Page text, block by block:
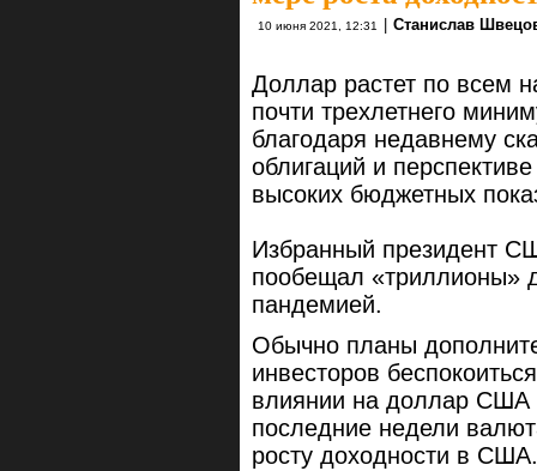
10 июня 2021, 12:31 Станислав
Доллар растет по всем
почти трехлетнего
благодаря недавнему
облигаций и
высоких бюджетных
Избранный президент
пообещал «триллионы»
пандемией.
Обычно планы
инвесторов
влиянии на доллар США
последние недели
росту доходности в США.